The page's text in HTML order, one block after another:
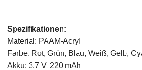
Spezifikationen:
Material: PAAM-Acryl
Farbe: Rot, Grün, Blau, Weiß, Gelb,
Akku: 3.7 V, 220 mAh